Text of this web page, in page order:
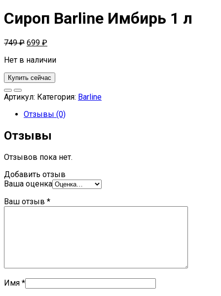
Сироп Barline Имбирь 1 л
749₽ 699 ₽
Нет в наличии
Купить сейчас
Артикул: Категория: Barline
Отзывы (0)
Отзывы
Отзывов пока нет.
Добавить отзыв
Ваша оценка
Ваш отзыв *
Имя *